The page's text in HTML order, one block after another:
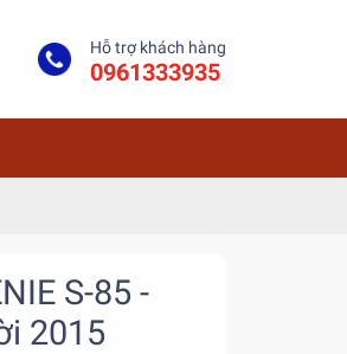
Hỗ trợ khách hàng
0961333935
S-85 -
2015